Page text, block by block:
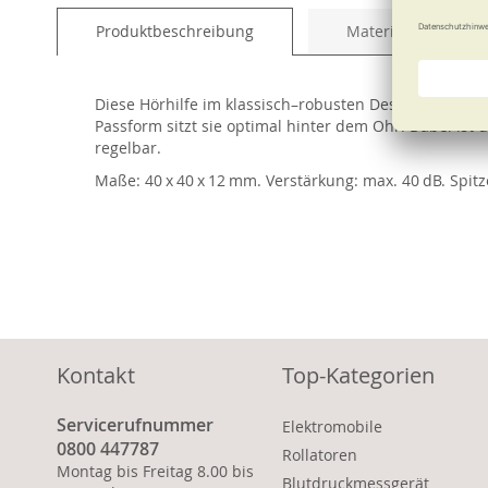
Produktbeschreibung Material und Pflege
Diese Hörhilfe im klassisch–robusten Design kann
Passform sitzt sie optimal hinter dem Ohr. Dabei ist
regelbar.
Maße: 40 x 40 x 12 mm. Verstärkung: max. 40 dB.
Kontakt
Servicerufnummer
0800 447787
Montag bis Freitag 8.00 bis
Top-Kategorien
Elektromobile
Rollatoren
Blutdruckmessgerät